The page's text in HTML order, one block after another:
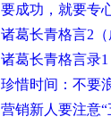
要成功，就要
诸葛长青格言2
诸葛长青格言
珍惜时间：不
营销新人要注